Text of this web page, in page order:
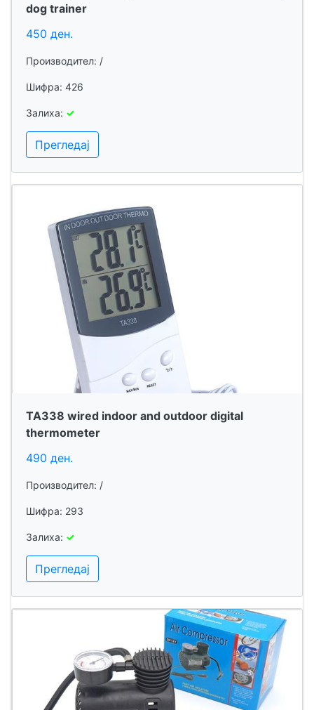
dog trainer
450 ден.
Производител: /
Шифра: 426
Залиха: ✓
Прегледај
TA338 wired indoor and outdoor digital
thermometer
490 ден.
Производител: /
Шифра: 293
Залиха: ✓
Прегледај